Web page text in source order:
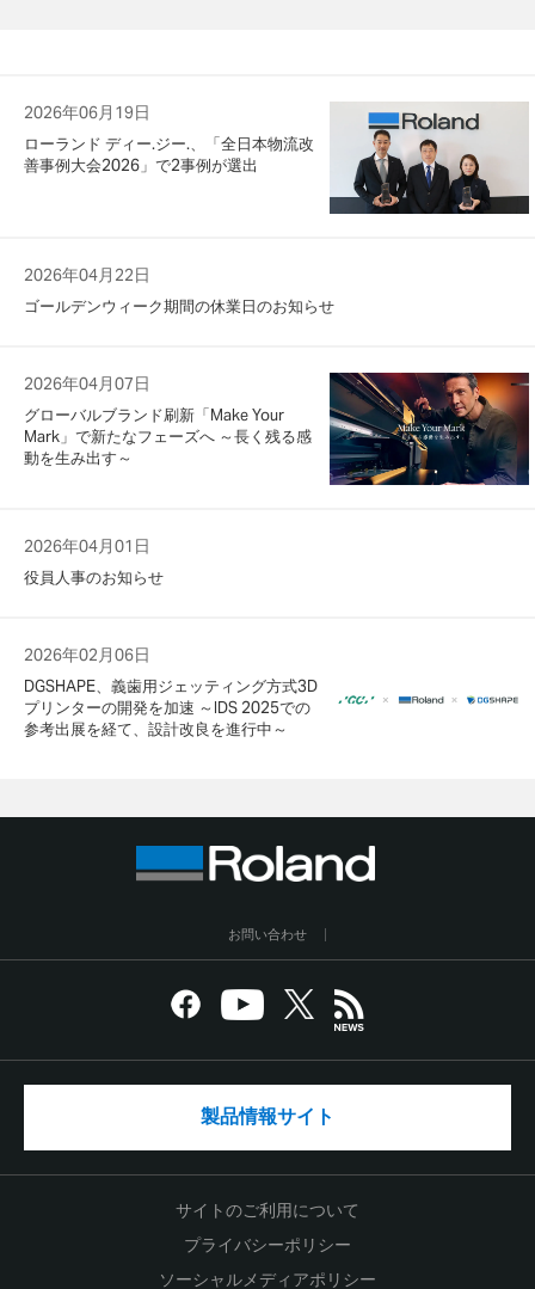
2026年06月19日
ローランド ディー.ジー.、「全日本物流改
善事例大会2026」で2事例が選出
2026年04月22日
ゴールデンウィーク期間の休業日のお知らせ
2026年04月07日
グローバルブランド刷新「Make Your
Mark」で新たなフェーズへ ～長く残る感
動を生み出す～
2026年04月01日
役員人事のお知らせ
2026年02月06日
DGSHAPE、義歯用ジェッティング方式3D
プリンターの開発を加速 ～IDS 2025での
参考出展を経て、設計改良を進行中～
お問い合わせ
製品情報サイト
サイトのご利用について
プライバシーポリシー
ソーシャルメディアポリシー